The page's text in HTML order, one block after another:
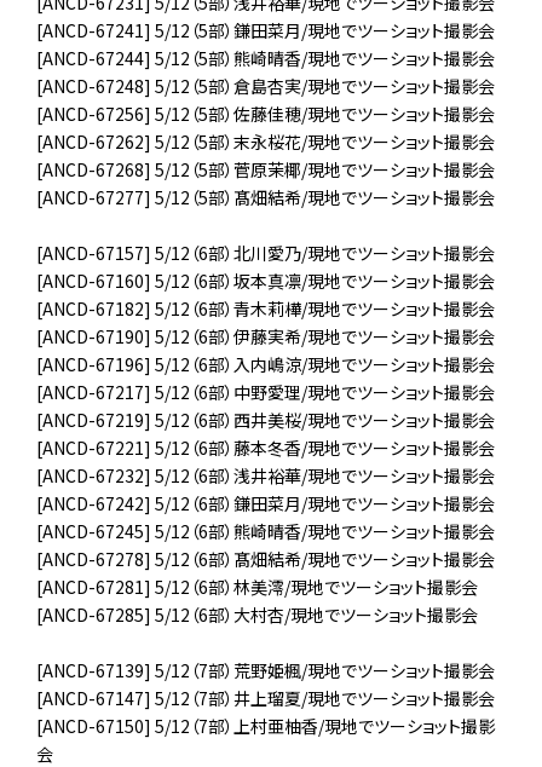
[ANCD-67241] 5/12（5部）鎌田菜月/現地でツーショット撮影会
[ANCD-67244] 5/12（5部）熊崎晴香/現地でツーショット撮影会
[ANCD-67248] 5/12（5部）倉島杏実/現地でツーショット撮影会
[ANCD-67256] 5/12（5部）佐藤佳穂/現地でツーショット撮影会
[ANCD-67262] 5/12（5部）末永桜花/現地でツーショット撮影会
[ANCD-67268] 5/12（5部）菅原茉椰/現地でツーショット撮影会
[ANCD-67277] 5/12（5部）髙畑結希/現地でツーショット撮影会
[ANCD-67157] 5/12（6部）北川愛乃/現地でツーショット撮影会
[ANCD-67160] 5/12（6部）坂本真凛/現地でツーショット撮影会
[ANCD-67182] 5/12（6部）青木莉樺/現地でツーショット撮影会
[ANCD-67190] 5/12（6部）伊藤実希/現地でツーショット撮影会
[ANCD-67196] 5/12（6部）入内嶋涼/現地でツーショット撮影会
[ANCD-67217] 5/12（6部）中野愛理/現地でツーショット撮影会
[ANCD-67219] 5/12（6部）西井美桜/現地でツーショット撮影会
[ANCD-67221] 5/12（6部）藤本冬香/現地でツーショット撮影会
[ANCD-67232] 5/12（6部）浅井裕華/現地でツーショット撮影会
[ANCD-67242] 5/12（6部）鎌田菜月/現地でツーショット撮影会
[ANCD-67245] 5/12（6部）熊崎晴香/現地でツーショット撮影会
[ANCD-67278] 5/12（6部）髙畑結希/現地でツーショット撮影会
[ANCD-67281] 5/12（6部）林美澪/現地でツーショット撮影会
[ANCD-67285] 5/12（6部）大村杏/現地でツーショット撮影会
[ANCD-67139] 5/12（7部）荒野姫楓/現地でツーショット撮影会
[ANCD-67147] 5/12（7部）井上瑠夏/現地でツーショット撮影会
[ANCD-67150] 5/12（7部）上村亜柚香/現地でツーショット撮影
会